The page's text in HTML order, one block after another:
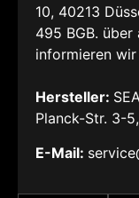
10, 40213
495 BGB.
informieren wir
Hersteller:
Planck-Str. 3-
E-Mail: